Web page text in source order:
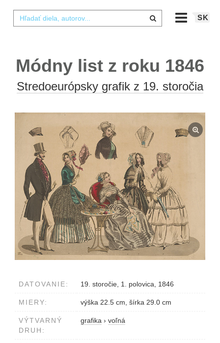
SK
Módny list z roku 1846
Stredoeurópsky grafik z 19. storočia
DATOVANIE: 19. storočie, 1. polovica, 1846
MIERY: výška 22.5 cm, šírka 29.0 cm
VÝTVARNÝ
DRUH:
grafika › voľná